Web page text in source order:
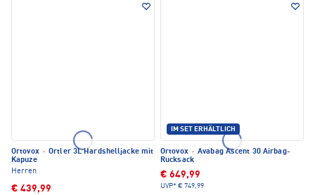
Ortovox · Ortler 3L Hardshelljacke mit
Kapuze
Herren
€ 439,99
IM SET ERHÄLTLICH
Ortovox · Avabag Ascent 30 Airbag-
Rucksack
€ 649,99
UVP* € 749,99